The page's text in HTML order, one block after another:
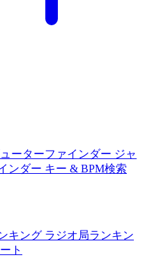
ーターファインダー ジャ
ンダー キー & BPM検索
キング ラジオ局ランキン
ト